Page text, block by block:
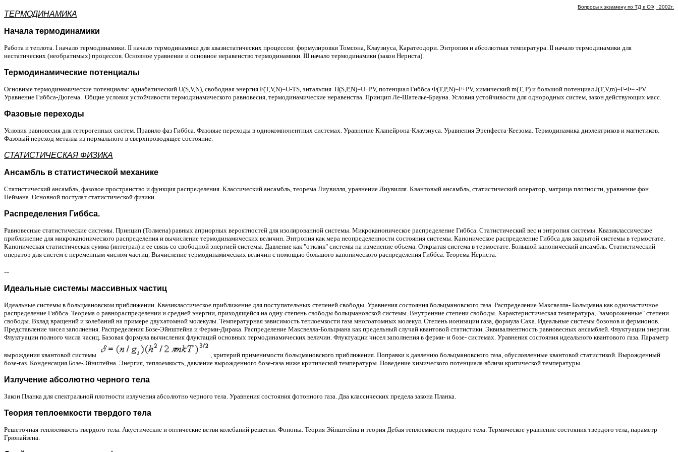
Вопросы к экзамену по ТД и СФ, 2002г.
ТЕРМОДИНАМИКА
Начала термодинамики
Работа и теплота. I начало термодинамики. II начало термодинамики для квазистатических процессов: формулировки Томсона, Клаузиуса, Каратеодори. Энтропия и абсолютная температура. II начало термодинамики для
нестатических (необратимых) процессов. Основное уравнение и основное неравенство термодинамики. III начало термодинамики (закон Нернста).
Термодинамические потенциалы
Основные термодинамические потенциалы: адиабатический U(S,V,N), свободная энергия F(T,V,N)=U-TS, энтальпия H(S,P,N)=U+PV, потенциал Гиббса Ф(T,P,N)=F+PV, химический m(T, P) и большой потенциал J(T,V,m)=F-Ф= -PV.
Уравнение Гиббса-Дюгема. Общие условия устойчивости термодинамического равновесия, термодинамические неравенства. Принцип Ле-Шателье-Брауна. Условия устойчивости для однородных систем, закон действующих масс.
Фазовые переходы
Условия равновесия для гетерогенных систем. Правило фаз Гиббса. Фазовые переходы в однокомпонентных системах. Уравнение Клапейрона-Клаузиуса. Уравнения Эренфеста-Кеезома. Термодинамика диэлектриков и магнетиков.
Фазовый переход металла из нормального в сверхпроводящее состояние.
СТАТИСТИЧЕСКАЯ ФИЗИКА
Ансамбль в статистической механике
Статистический ансамбль, фазовое пространство и функция распределения. Классический ансамбль, теорема Лиувилля, уравнение Лиувилля. Квантовый ансамбль, статистический оператор, матрица плотности, уравнение фон
Неймана. Основной постулат статистической физики.
Распределения Гиббса.
Равновесные статистические системы. Принцип (Толмена) равных априорных вероятностей для изолированной системы. Микроканоническое распределение Гиббса. Статистический вес и энтропия системы. Квазиклассическое
приближение для микроканонического распределения и вычисление термодинамических величин. Энтропия как мера неопределенности состояния системы. Каноническое распределение Гиббса для закрытой системы в термостате.
Каноническая cтатистическaя сумма (интеграл) и ее связь со свободной энергией системы. Давление как "отклик" системы на изменение объема. Открытая система в термостате. Большой канонический ансамбль. Статистический
оператор для систем с переменным числом частиц. Вычисление термодинамических величин с помощью большого канонического распределения Гиббса. Теорема Нернста.
--
Идеальные системы массивных частиц
Идеальные системы в больцмановском приближении. Квазиклассическое приближение для поступательных степеней свободы. Уравнения состояния больцмановского газа. Распределение Максвелла- Больцмана какодночастичное
распределение Гиббса. Теорема о равнораспределении и средней энергии, приходящейся на одну степень свободы больцмановской системы. Внутренние степени свободы. Характеристическая температура, "замороженные" степени
свободы. Вклад вращений и колебаний на примере двухатомной молекулы. Температурная зависимость теплоемкости газа многоатомных молекул. Степень ионизации газа, формула Саха. Идеальные системы бозонов и фермионов.
Представление чисел заполнения. Распределения Бозе-Эйнштейна и Ферми-Дирака. Распределение Максвелла-Больцмана как предельный случай квантовой статистики. Эквивалнентность равновесных ансамблей. Флуктуации энергии.
Флуктуации полного числа часиц. Базовая формула вычисления флуктаций основных термодинамических величин. Флуктуации чисел заполнения в ферми- и бозе- системах. Уравнения состояния идеального квантового газа. Параметр
вырождения квантовой системы , критерий применимости больцмановского приближения. Поправки к давлению больцмановского газа, обусловленные квантовой статистикой. Вырожденный
бозе-газ. Конденсация Бозе-Эйнштейна. Энергия, теплоемкость, давление вырожденного бозе-газа ниже критической температуры. Поведение химического потенциала вблизи критической температуры.
Излучение абсолютно черного тела
Закон Планка для спектральной плотности излучения абсолютно черного тела. Уравнения состояния фотонного газа. Два классических предела закона Планка.
Теория теплоемкости твердого тела
Решеточная теплоемкость твердого тела. Акустические и оптические ветви колебаний решетки. Фононы. Теория Эйнштейна и теория Дебая теплоемкости твердого тела. Термическое уравнение состояния твердого тела, параметр
Грюнайзена.